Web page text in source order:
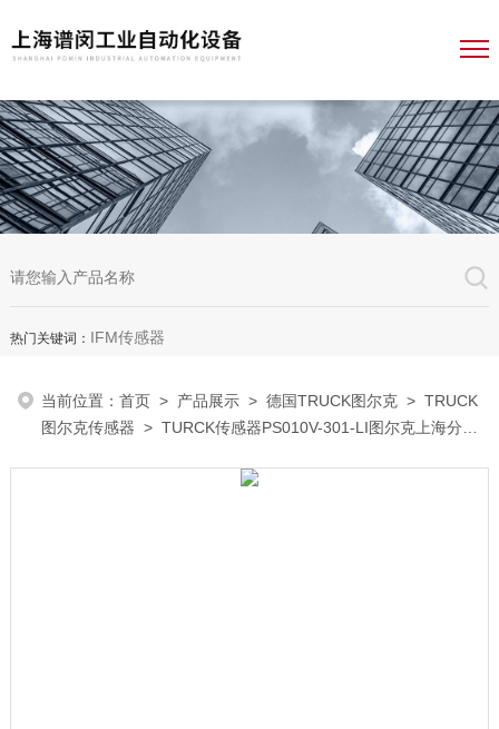
热门关键词： IFM传感器
当前位置：首页 > 产品展示 >德国TRUCK图尔克 >TRUCK
图尔克传感器 > TURCK传感器PS010V-301-LI图尔克上海分公